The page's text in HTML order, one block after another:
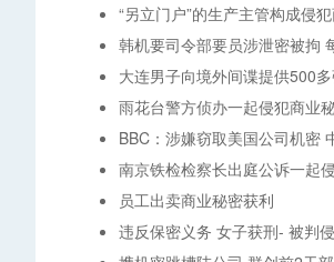
“另立门户”的生产主管构成侵
韩机要司令部要员涉泄密被拘
大连男子向境外间谍提供500多
雨花台警方侦办一起侵犯商业
BBC：涉嫌窃取美国公司机密
南京铁检检察长出庭公诉一起
员工出卖商业秘密获利
违反保密义务 女子获刑- 被判